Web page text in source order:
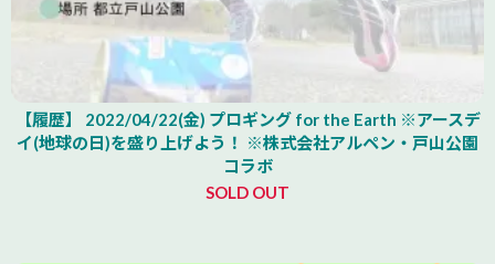
【履歴】 2022/04/22(金) プロギング for the Earth ※アースデ
イ(地球の日)を盛り上げよう！ ※株式会社アルペン・戸山公園
コラボ
SOLD OUT